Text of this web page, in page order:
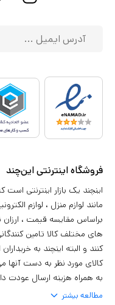
فروشگاه اینترنتی این‌چند
اینچند یک بازار اینترنتی
مانند لوازم منزل ، لوازم
براساس مقایسه قیمت ، ارزان
های مختلف کالا تامین
کنند و البته اینچند به
کالای مورد نظر به دست آنها
به همراه هزینه ارسال عودت
مطالعه بیشتر